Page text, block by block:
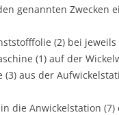
genannten Zwecken
(2) bei jeweils
(1) auf der
aus der
die Anwickelstation (7)